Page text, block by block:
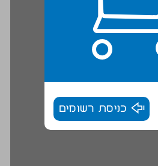
כניסת רשומים